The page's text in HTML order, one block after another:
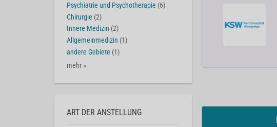
Psychiatrie und Psychotherapie (6)
Chirurgie (2)
Innere Medizin (2)
Allgemeinmedizin (1)
andere Gebiete (1)
mehr »
ART DER ANSTELLUNG